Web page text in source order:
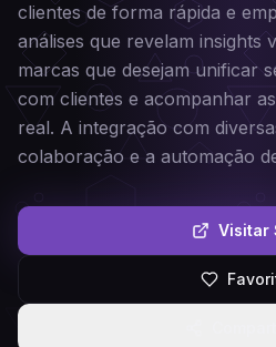
clientes de forma rápida e
análises que revelam insights
marcas que desejam unificar
com clientes e acompanhar
real. A integração com
colaboração e a automação
Visitar